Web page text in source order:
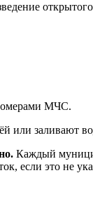
открытого
МЧС.
или заливают
Каждый
если это не